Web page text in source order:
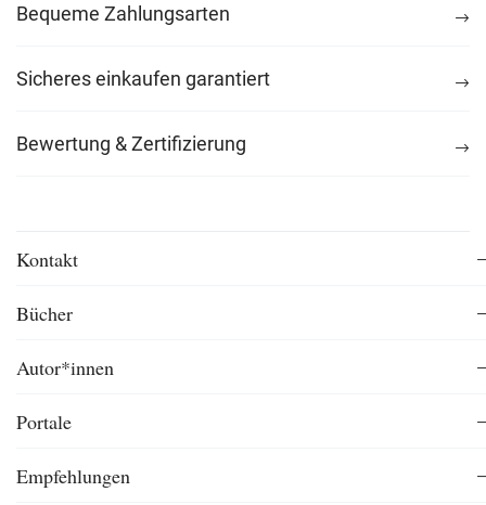
Bequeme Zahlungsarten
Sicheres einkaufen garantiert
Bewertung & Zertifizierung
Kontakt
Bücher
Autor*innen
Portale
Empfehlungen